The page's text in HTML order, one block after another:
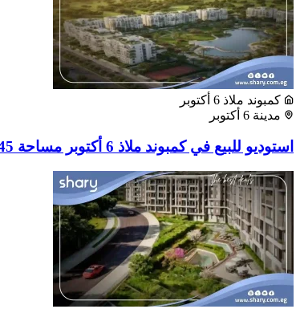
كمبوند ملاذ 6 أكتوبر
مدينة 6 أكتوبر
استوديو للبيع في كمبوند ملاذ 6 أكتوبر مساحة 45 متر²